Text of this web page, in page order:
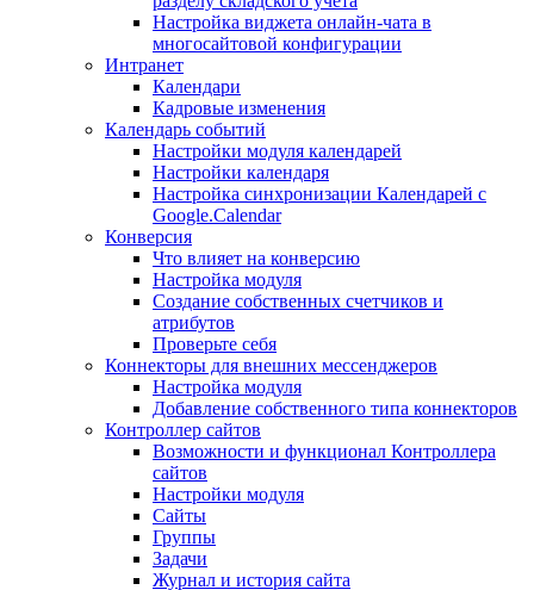
Настройка виджета онлайн-чата в
многосайтовой конфигурации
Интранет
Календари
Кадровые изменения
Календарь событий
Настройки модуля календарей
Настройки календаря
Настройка синхронизации Календарей с
Google.Calendar
Конверсия
Что влияет на конверсию
Настройка модуля
Создание собственных счетчиков и
атрибутов
Проверьте себя
Коннекторы для внешних мессенджеров
Настройка модуля
Добавление собственного типа коннекторов
Контроллер сайтов
Возможности и функционал Контроллера
сайтов
Настройки модуля
Сайты
Группы
Задачи
Журнал и история сайта